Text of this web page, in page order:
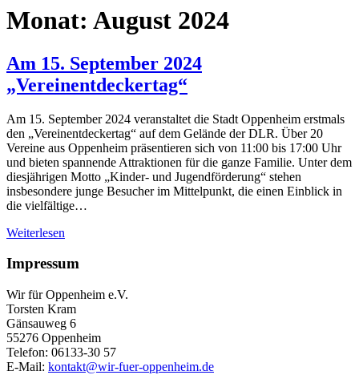
Monat: August 2024
Am 15. September 2024
„Vereinentdeckertag“
Am 15. September 2024 veranstaltet die Stadt Oppenheim erstmals
den „Vereinentdeckertag“ auf dem Gelände der DLR. Über 20
Vereine aus Oppenheim präsentieren sich von 11:00 bis 17:00 Uhr
und bieten spannende Attraktionen für die ganze Familie. Unter dem
diesjährigen Motto „Kinder- und Jugendförderung“ stehen
insbesondere junge Besucher im Mittelpunkt, die einen Einblick in
die vielfältige…
Weiterlesen
Impressum
Wir für Oppenheim e.V.
Torsten Kram
Gänsauweg 6
55276 Oppenheim
Telefon: 06133-30 57
E-Mail: kontakt@wir-fuer-oppenheim.de